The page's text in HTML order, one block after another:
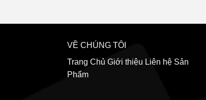
VỀ CHÚNG TÔI
Trang Chủ Giới thiệu Liên hệ Sản
Phẩm